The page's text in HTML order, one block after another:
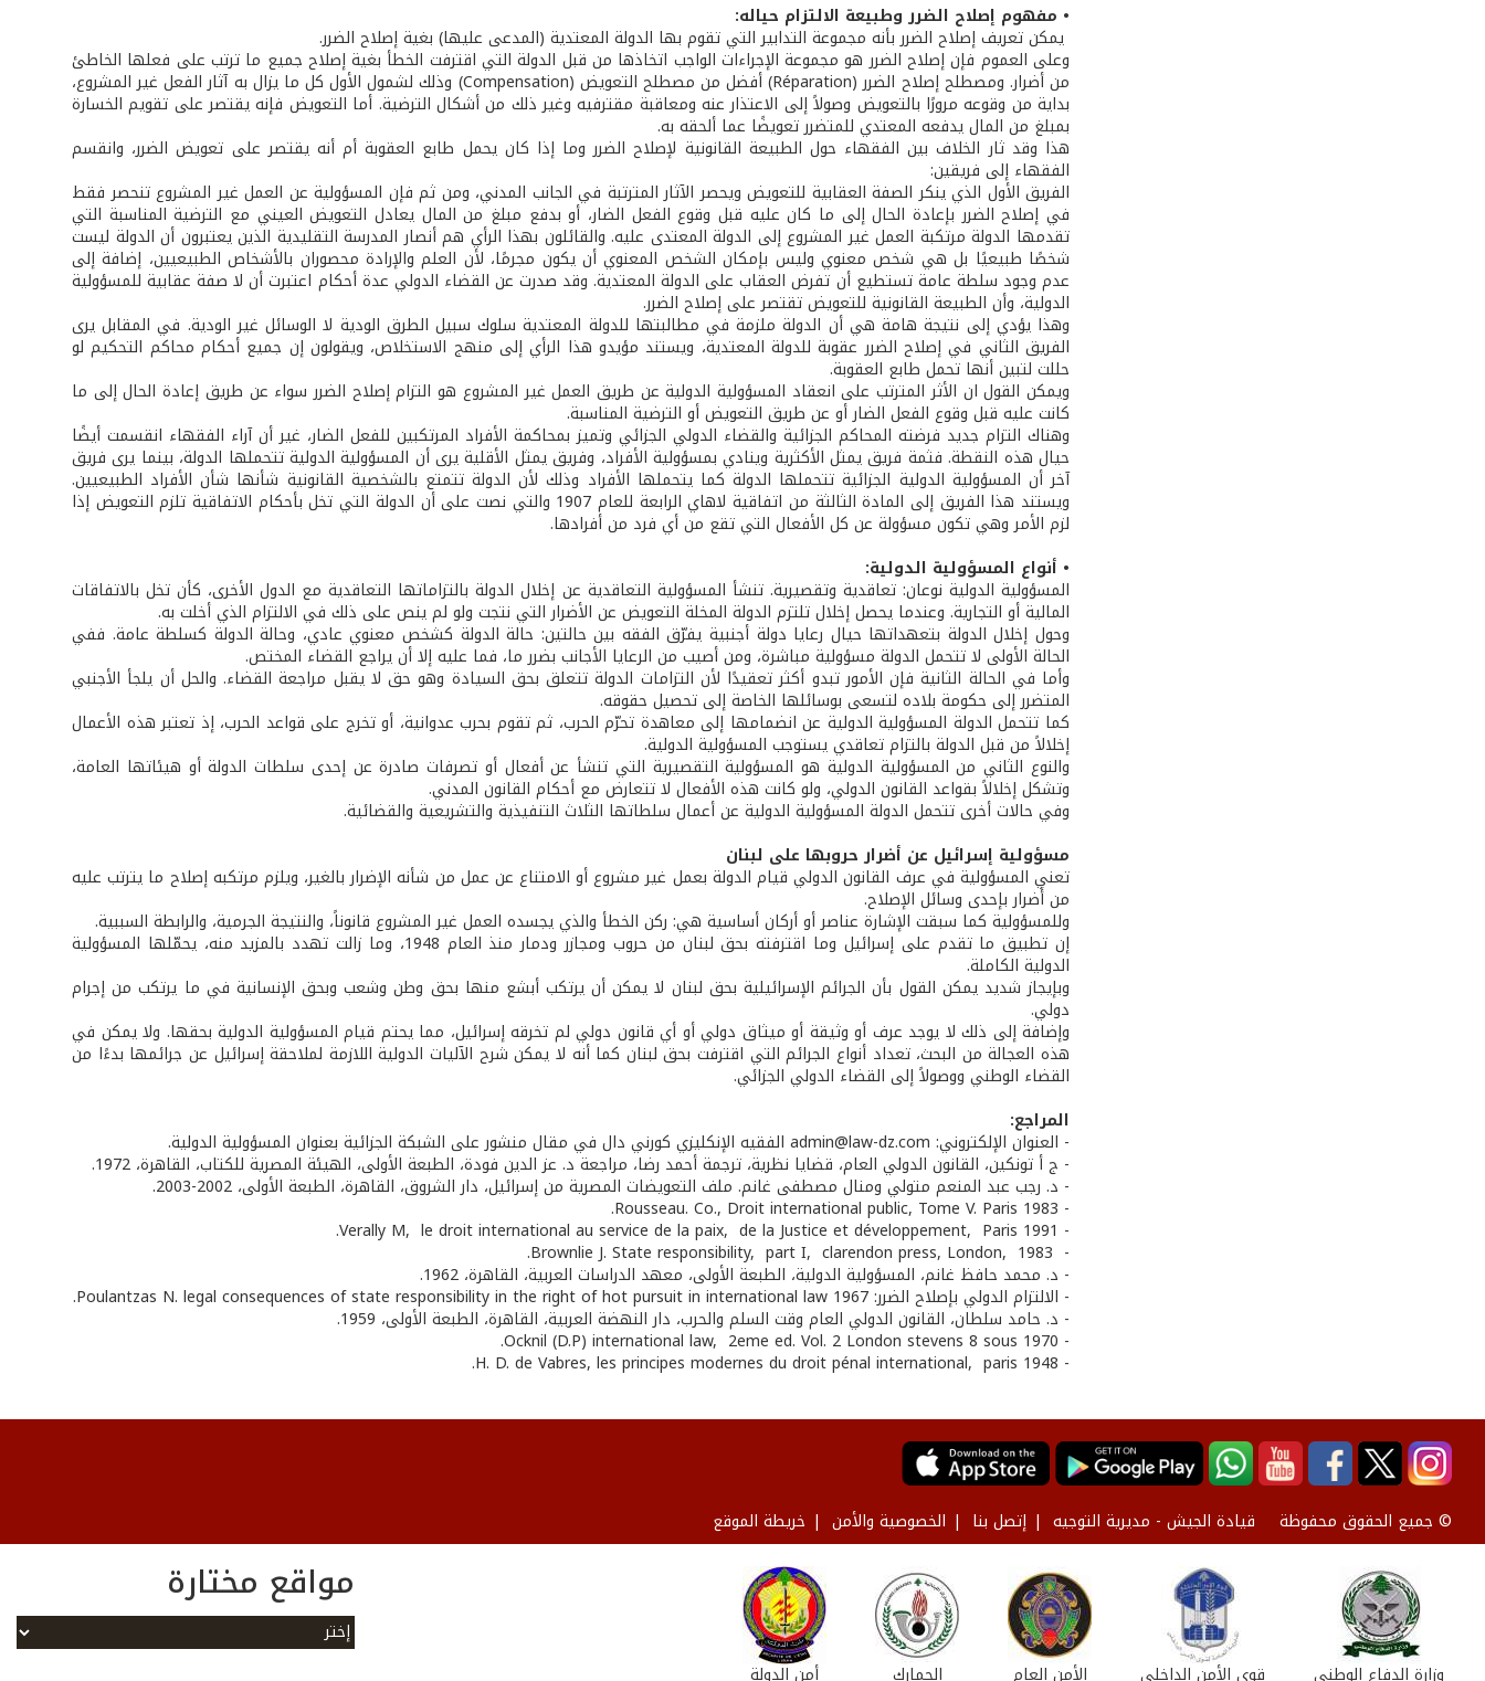
• مفهوم إصلاح الضرر وطبيعة الالتزام حياله:
يمكن تعريف إصلاح الضرر بأنه مجموعة التدابير التي تقوم بها الدولة المعتدية (المدعى عليها) بغية إصلاح الضرر.
وعلى العموم فإن إصلاح الضرر هو مجموعة الإجراءات الواجب اتخاذها من قبل الدولة التي اقترفت الخطأ بغية إصلاح جميع ما ترتب على فعلها الخاطئ
من أضرار. ومصطلح إصلاح الضرر (Réparation) أفضل من مصطلح التعويض (Compensation) وذلك لشمول الأول كل ما يزال به آثار الفعل غير المشروع،
بداية من وقوعه مرورًا بالتعويض وصولاً إلى الاعتذار عنه ومعاقبة مقترفيه وغير ذلك من أشكال الترضية. أما التعويض فإنه يقتصر على تقويم الخسارة
بمبلغ من المال يدفعه المعتدي للمتضرر تعويضًا عما ألحقه به.
هذا وقد ثار الخلاف بين الفقهاء حول الطبيعة القانونية لإصلاح الضرر وما إذا كان يحمل طابع العقوبة أم أنه يقتصر على تعويض الضرر، وانقسم
الفقهاء إلى فريقين:
الفريق الأول الذي ينكر الصفة العقابية للتعويض ويحصر الآثار المترتبة في الجانب المدني، ومن ثم فإن المسؤولية عن العمل غير المشروع تنحصر فقط
في إصلاح الضرر بإعادة الحال إلى ما كان عليه قبل وقوع الفعل الضار، أو بدفع مبلغ من المال يعادل التعويض العيني مع الترضية المناسبة التي
تقدمها الدولة مرتكبة العمل غير المشروع إلى الدولة المعتدى عليه. والقائلون بهذا الرأي هم أنصار المدرسة التقليدية الذين يعتبرون أن الدولة ليست
شخصًا طبيعيًا بل هي شخص معنوي وليس بإمكان الشخص المعنوي أن يكون مجرمًا، لأن العلم والإرادة محصوران بالأشخاص الطبيعيين، إضافة إلى
عدم وجود سلطة عامة تستطيع أن تفرض العقاب على الدولة المعتدية. وقد صدرت عن القضاء الدولي عدة أحكام اعتبرت أن لا صفة عقابية للمسؤولية
الدولية، وأن الطبيعة القانونية للتعويض تقتصر على إصلاح الضرر.
وهذا يؤدي إلى نتيجة هامة هي أن الدولة ملزمة في مطالبتها للدولة المعتدية سلوك سبيل الطرق الودية لا الوسائل غير الودية. في المقابل يرى
الفريق الثاني في إصلاح الضرر عقوبة للدولة المعتدية، ويستند مؤيدو هذا الرأي إلى منهج الاستخلاص، ويقولون إن جميع أحكام محاكم التحكيم لو
حللت لتبين أنها تحمل طابع العقوبة.
ويمكن القول ان الأثر المترتب على انعقاد المسؤولية الدولية عن طريق العمل غير المشروع هو التزام إصلاح الضرر سواء عن طريق إعادة الحال إلى ما
كانت عليه قبل وقوع الفعل الضار أو عن طريق التعويض أو الترضية المناسبة.
وهناك التزام جديد فرضته المحاكم الجزائية والقضاء الدولي الجزائي وتميز بمحاكمة الأفراد المرتكبين للفعل الضار، غير أن آراء الفقهاء انقسمت أيضًا
حيال هذه النقطة. فثمة فريق يمثل الأكثرية وينادي بمسؤولية الأفراد، وفريق يمثل الأقلية يرى أن المسؤولية الدولية تتحملها الدولة، بينما يرى فريق
آخر أن المسؤولية الدولية الجزائية تتحملها الدولة كما يتحملها الأفراد وذلك لأن الدولة تتمتع بالشخصية القانونية شأنها شأن الأفراد الطبيعيين.
ويستند هذا الفريق إلى المادة الثالثة من اتفاقية لاهاي الرابعة للعام 1907 والتي نصت على أن الدولة التي تخل بأحكام الاتفاقية تلزم التعويض إذا
لزم الأمر وهي تكون مسؤولة عن كل الأفعال التي تقع من أي فرد من أفرادها.
• أنواع المسؤولية الدولية:
المسؤولية الدولية نوعان: تعاقدية وتقصيرية. تنشأ المسؤولية التعاقدية عن إخلال الدولة بالتزاماتها التعاقدية مع الدول الأخرى، كأن تخل بالاتفاقات
المالية أو التجارية. وعندما يحصل إخلال تلتزم الدولة المخلة التعويض عن الأضرار التي نتجت ولو لم ينص على ذلك في الالتزام الذي أخلت به.
وحول إخلال الدولة بتعهداتها حيال رعايا دولة أجنبية يفرّق الفقه بين حالتين: حالة الدولة كشخص معنوي عادي، وحالة الدولة كسلطة عامة. ففي
الحالة الأولى لا تتحمل الدولة مسؤولية مباشرة، ومن أصيب من الرعايا الأجانب بضرر ما، فما عليه إلا أن يراجع القضاء المختص.
وأما في الحالة الثانية فإن الأمور تبدو أكثر تعقيدًا لأن التزامات الدولة تتعلق بحق السيادة وهو حق لا يقبل مراجعة القضاء. والحل أن يلجأ الأجنبي
المتضرر إلى حكومة بلاده لتسعى بوسائلها الخاصة إلى تحصيل حقوقه.
كما تتحمل الدولة المسؤولية الدولية عن انضمامها إلى معاهدة تحرّم الحرب، ثم تقوم بحرب عدوانية، أو تخرج على قواعد الحرب، إذ تعتبر هذه الأعمال
إخلالاً من قبل الدولة بالتزام تعاقدي يستوجب المسؤولية الدولية.
والنوع الثاني من المسؤولية الدولية هو المسؤولية التقصيرية التي تنشأ عن أفعال أو تصرفات صادرة عن إحدى سلطات الدولة أو هيئاتها العامة،
وتشكل إخلالاً بقواعد القانون الدولي، ولو كانت هذه الأفعال لا تتعارض مع أحكام القانون المدني.
وفي حالات أخرى تتحمل الدولة المسؤولية الدولية عن أعمال سلطاتها الثلاث التنفيذية والتشريعية والقضائية.
مسؤولية إسرائيل عن أضرار حروبها على لبنان
تعني المسؤولية في عرف القانون الدولي قيام الدولة بعمل غير مشروع أو الامتناع عن عمل من شأنه الإضرار بالغير، ويلزم مرتكبه إصلاح ما يترتب عليه
من أَضرار بإحدى وسائل الإصلاح.
وللمسؤولية كما سبقت الإشارة عناصر أو أركان أساسية هي: ركن الخطأ والذي يجسده العمل غير المشروع قانوناً، والنتيجة الجرمية، والرابطة السببية.
إن تطبيق ما تقدم على إسرائيل وما اقترفته بحق لبنان من حروب ومجازر ودمار منذ العام 1948، وما زالت تهدد بالمزيد منه، يحمّلها المسؤولية
الدولية الكاملة.
وبإيجاز شديد يمكن القول بأن الجرائم الإسرائيلية بحق لبنان لا يمكن أن يرتكب أبشع منها بحق وطن وشعب وبحق الإنسانية في ما يرتكب من إجرام
دولي.
وإضافة إلى ذلك لا يوجد عرف أو وثيقة أو ميثاق دولي أو أي قانون دولي لم تخرقه إسرائيل، مما يحتم قيام المسؤولية الدولية بحقها. ولا يمكن في
هذه العجالة من البحث، تعداد أنواع الجرائم التي اقترفت بحق لبنان كما أنه لا يمكن شرح الآليات الدولية اللازمة لملاحقة إسرائيل عن جرائمها بدءًا من
القضاء الوطني ووصولاً إلى القضاء الدولي الجزائي.
المراجع:
- العنوان الإلكتروني: admin@law-dz.com الفقيه الإنكليزي كورني دال في مقال منشور على الشبكة الجزائية بعنوان المسؤولية الدولية.
- ج أ تونكين، القانون الدولي العام، قضايا نظرية، ترجمة أحمد رضا، مراجعة د. عز الدين فودة، الطبعة الأولى، الهيئة المصرية للكتاب، القاهرة، 1972.
- د. رجب عبد المنعم متولي ومنال مصطفى غانم. ملف التعويضات المصرية من إسرائيل، دار الشروق، القاهرة، الطبعة الأولى، 2002-2003.
- Rousseau. Co., Droit international public, Tome V. Paris 1983.
- Verally M, le droit international au service de la paix, de la Justice et développement, Paris 1991.
- Brownlie J. State responsibility, part I, clarendon press, London, 1983.
- د. محمد حافظ غانم، المسؤولية الدولية، الطبعة الأولى، معهد الدراسات العربية، القاهرة، 1962.
- الالتزام الدولي بإصلاح الضرر: Poulantzas N. legal consequences of state responsibility in the right of hot pursuit in international law 1967.
- د. حامد سلطان، القانون الدولي العام وقت السلم والحرب، دار النهضة العربية، القاهرة، الطبعة الأولى، 1959.
- Ocknil (D.P) international law, 2eme ed. Vol. 2 London stevens 8 sous 1970.
- H. D. de Vabres, les principes modernes du droit pénal international, paris 1948.
© جميع الحقوق محفوظة قيادة الجيش - مديرية التوجيه إتصل بنا الخصوصية والأمن خريطة الموقع
أمن الدولة الجمارك الأمن العام قوى الأمن الداخلي وزارة الدفاع الوطني
مواقع مختارة